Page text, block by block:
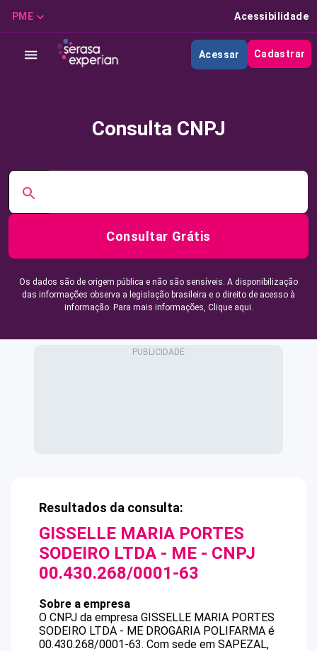
PME Acessibilidade
Acessar Cadastrar
Consulta CNPJ
Consultar Grátis
Os dados são de origem pública e não são sensíveis. A disponibilização
das informações observa a legislação brasileira e o direito de acesso à
informação. Para mais informações, Clique aqui.
Resultados da consulta:
GISSELLE MARIA PORTES
SODEIRO LTDA - ME - CNPJ
00.430.268/0001-63
Sobre a empresa
O CNPJ da empresa GISSELLE MARIA PORTES
SODEIRO LTDA - ME DROGARIA POLIFARMA é
00.430.268/0001-63. Com sede em SAPEZAL,